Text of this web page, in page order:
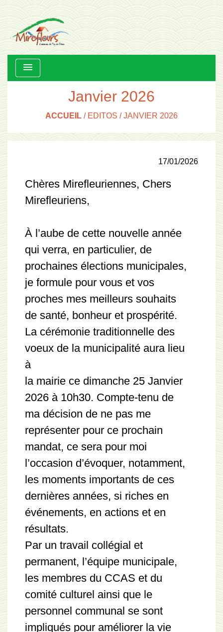
menu
Janvier 2026
ACCUEIL / EDITOS /JANVIER 2026
17/01/2026
Chères Mirefleuriennes, Chers
Mirefleuriens,
À l’aube de cette nouvelle année
qui verra, en particulier, de
prochaines élections municipales,
je formule pour vous et vos
proches mes meilleurs souhaits
de santé, bonheur et prospérité.
La cérémonie traditionnelle des
voeux de la municipalité aura lieu
à
la mairie ce dimanche 25 Janvier
2026 à 10h30. Compte-tenu de
ma décision de ne pas me
représenter pour ce prochain
mandat, ce sera pour moi
l’occasion d’évoquer, notamment,
les moments importants de ces
dernières années, si riches en
événements, en actions et en
résultats.
Par un travail collégial et
permanent, l’équipe municipale,
les membres du CCAS et du
comité culturel ainsi que le
personnel communal se sont
impliqués pour améliorer la vie